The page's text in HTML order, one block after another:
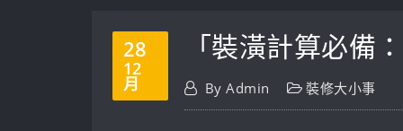
28
12
月
「裝潢計算必備
ByAdmin 裝修大小事